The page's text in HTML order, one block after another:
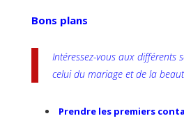
Bons plans
Intéressez-vous aux différents
celui du mariage et de la
Prendre les premiers